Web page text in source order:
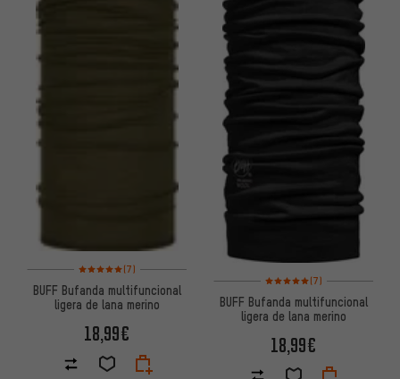
Valoración media: 5 de 5 basada en 7 reseñas
(7)
BUFF Bufanda multifuncional
ligera de lana merino
18,99€
Valoración media: 5 de 5
(7)
BUFF Bufanda multifuncional
ligera de lana merino
18,99€